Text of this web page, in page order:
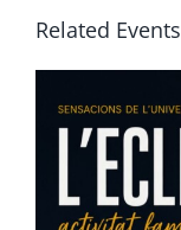
Related Events